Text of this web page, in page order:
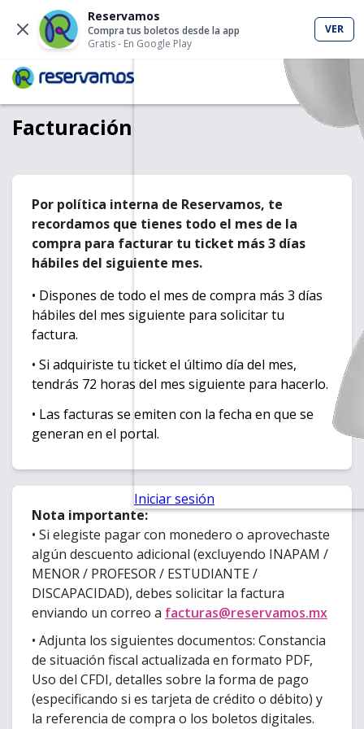
Reservamos
Compra tus boletos desde la app
Gratis- En Google Play
VER
Facturación
Por política interna de Reservamos, te
recordamos que tienes todo el mes de la
compra para facturar tu ticket más 3 días
hábiles del siguiente mes.
• Dispones de todo el mes de compra más 3 días
hábiles del mes siguiente para solicitar tu
factura.
• Si adquiriste tu ticket el último día del mes,
tendrás 72 horas del mes siguiente para hacerlo.
• Las facturas se emiten con la fecha en que se
generan en el portal.
Nota importante:
• Si elegiste pagar con monedero o aprovechaste
algún descuento adicional (excluyendo INAPAM /
MENOR / PROFESOR / ESTUDIANTE /
DISCAPACIDAD), debes solicitar la factura
enviando un correo a facturas@reservamos.mx
• Adjunta los siguientes documentos: Constancia
de situación fiscal actualizada en formato PDF,
Uso del CFDI, detalles sobre la forma de pago
(especificando si es tarjeta de crédito o débito) y
la referencia de compra o los boletos digitales.